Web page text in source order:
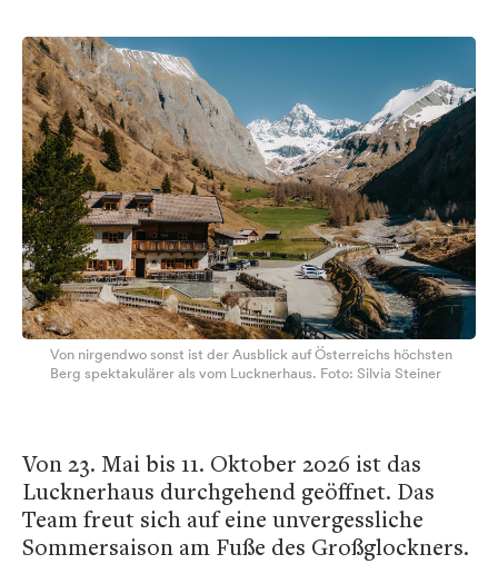
Von nirgendwo sonst ist der Ausblick auf Österreichs höchsten
Berg spektakulärer als vom Lucknerhaus. Foto: Silvia Steiner
Von 23. Mai bis 11. Oktober 2026 ist das
Lucknerhaus durchgehend geöffnet. Das
Team freut sich auf eine unvergessliche
Sommersaison am Fuße des Großglockners.